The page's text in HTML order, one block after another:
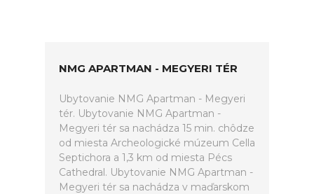
NMG APARTMAN - MEGYERI TÉR
Ubytovanie NMG Apartman - Megyeri
tér. Ubytovanie NMG Apartman -
Megyeri tér sa nachádza 15 min. chôdze
od miesta Archeologické múzeum Cella
Septichora a 1,3 km od miesta Pécs
Cathedral. Ubytovanie NMG Apartman -
Megyeri tér sa nachádza v maďarskom